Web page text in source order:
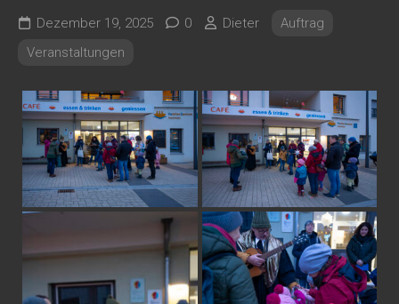
Dezember 19, 2025 0 Dieter
Auftrag
Veranstaltungen